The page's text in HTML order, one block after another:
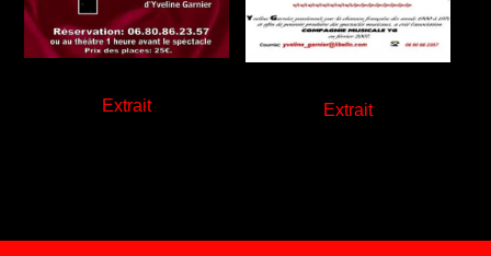
Extrait Extrait